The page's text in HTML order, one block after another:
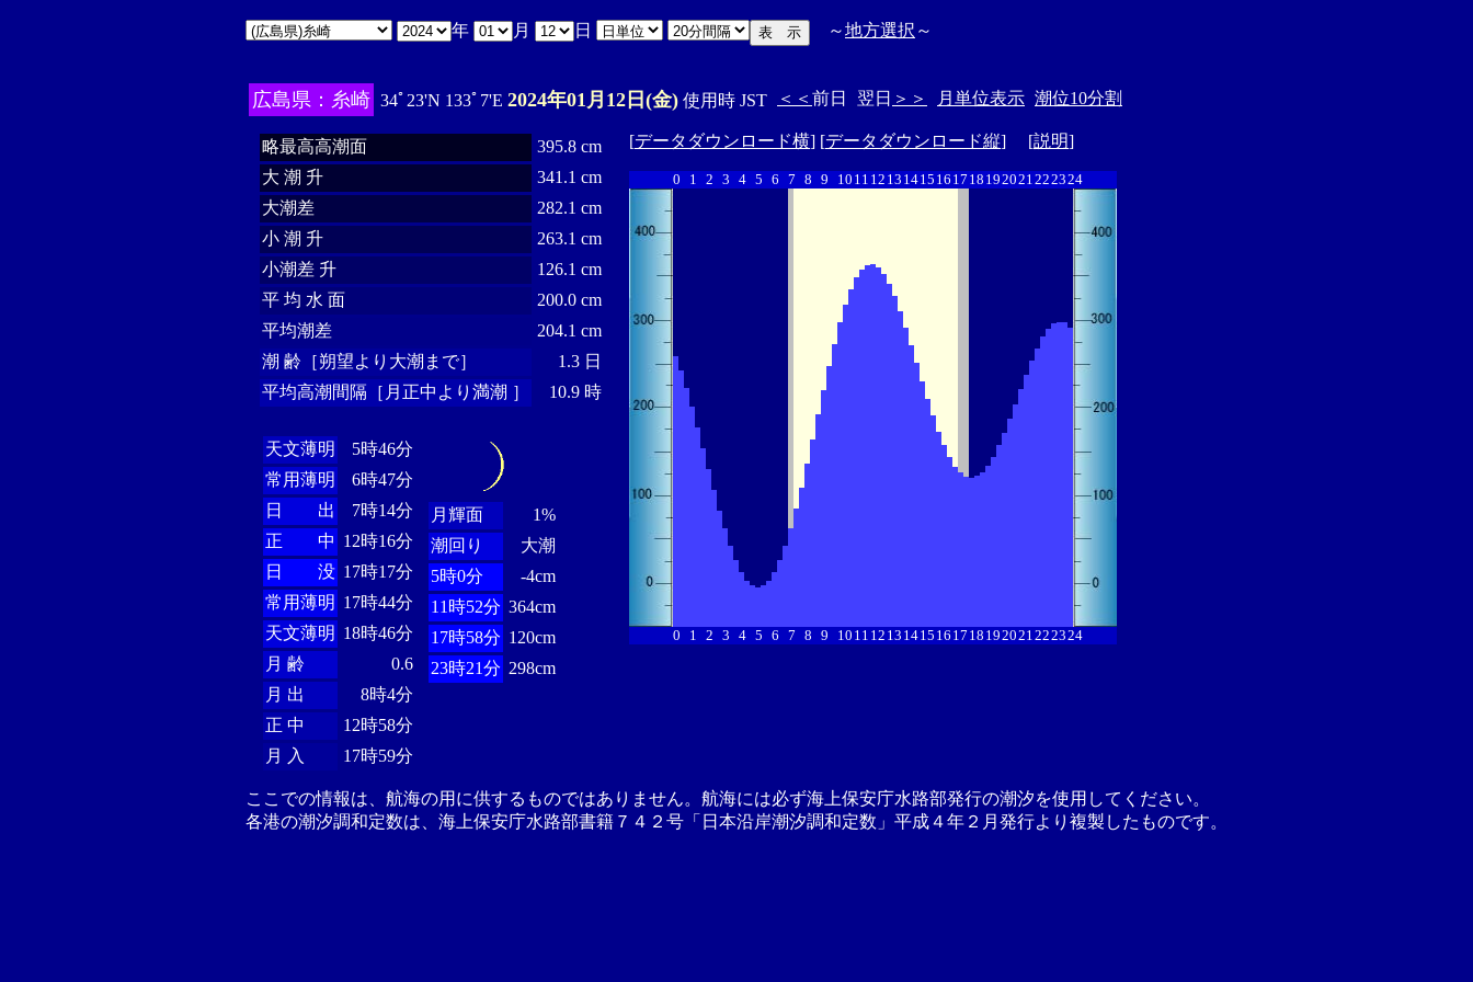
年 月 日 ～地方選択 ～
広島県：糸崎 34ﾟ23'N 133ﾟ7'E 2024年01月12日(金) 使用時 JST ＜＜ 前日 翌日 ＞＞ 月単位表示 潮位10分割
略最高高潮面
395.8 cm
大 潮 升
341.1 cm
大潮差
282.1 cm
小 潮 升
263.1 cm
小潮差 升
126.1 cm
平 均 水 面
200.0 cm
平均潮差
204.1 cm
潮 齢［朔望より大潮まで］
1.3 日
平均高潮間隔［月正中より満潮 ］
10.9 時
天文薄明
5時46分
常用薄明
6時47分
日 出
7時14分
正 中 12時16分
日 没 17時17分
常用薄明 17時44分
天文薄明 18時46分
月 齢
0.6
月 出
8時4分
正 中
12時58分
月 入
17時59分
月輝面
1%
潮回り
大潮
5時0分
-4cm
11時52分 364cm
17時58分 120cm
23時21分 298cm
[データダウンロード横] [データダウンロード縦] [説明]
0 1 2 3 4 5 6 7 8 9 10 11 12 13 1415 16 17 18 192021222324
0 1 2 3 4 5 6 7 8 9 10 11 12 13 1415 16 17 18 192021222324
ここでの情報は、航海の用に供するものではありません。航海には必ず海上保安庁水路部発行の潮汐を使用してください。
各港の潮汐調和定数は、海上保安庁水路部書籍７４２号「日本沿岸潮汐調和定数」平成４年２月発行より複製したものです。